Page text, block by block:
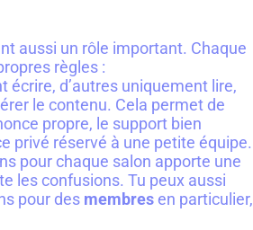
aussi un rôle important. Chaque
règles :
écrire, d’autres uniquement lire,
le contenu. Cela permet de
propre, le support bien
privé réservé à une petite équipe.
pour chaque salon apporte une
les confusions. Tu peux aussi
pour des membres en particulier,